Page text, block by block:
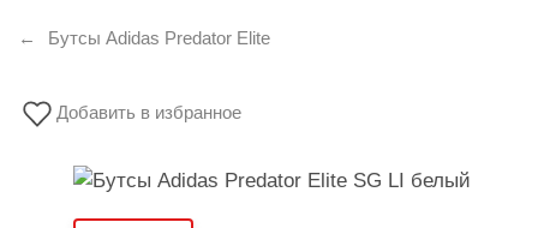
Бутсы Adidas Predator Elite
Добавить в избранное